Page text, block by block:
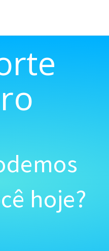
hoje?